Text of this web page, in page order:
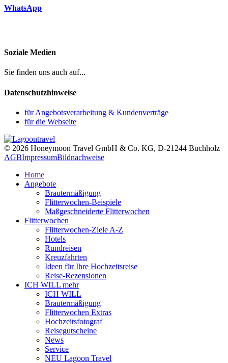
WhatsApp
Soziale Medien
Sie finden uns auch auf...
Datenschutzhinweise
für Angebotsverarbeitung & Kundenverträge
für die Webseite
© 2026 Honeymoon Travel GmbH & Co. KG, D-21244 Buchholz
AGBImpressumBildnachweise
Home
Angebote
Brautermäßigung
Flitterwochen-Beispiele
Maßgeschneiderte Flitterwochen
Flitterwochen
Flitterwochen-Ziele A-Z
Hotels
Rundreisen
Kreuzfahrten
Ideen für Ihre Hochzeitsreise
Reise-Rezensionen
ICH WILL mehr
ICH WILL
Brautermäßigung
Flitterwochen Extras
Hochzeitsfotograf
Reisegutscheine
News
Service
NEU Lagoon Travel